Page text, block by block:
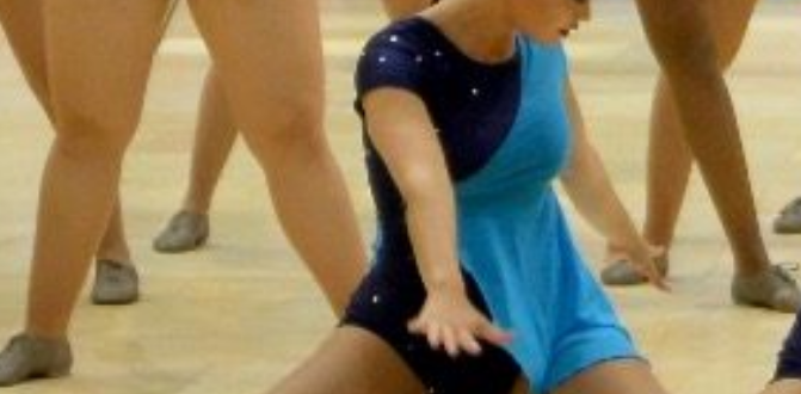
PRAKTISCHE INFO DE SCHAKEL
Geschiedenis En Organisatie
Contact De Schakel
Technische Informatie
Huisreglement
Werken Bij CCGR